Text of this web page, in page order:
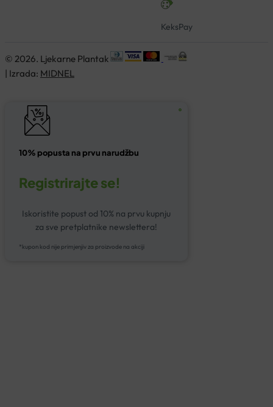
KeksPay
© 2026. Ljekarne Plantak
| Izrada: MIDNEL
10% popusta na prvu narudžbu
Registrirajte se!
Iskoristite popust od 10% na prvu kupnju
za sve pretplatnike newslettera!
*kupon kod nije primjenjiv za proizvode na akciji